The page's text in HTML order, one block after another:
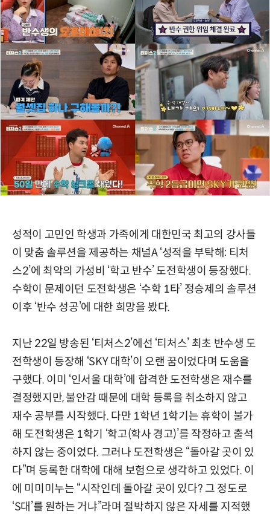
성적이 고민인 학생과 가족에게 대한민국 최고의 강사들
이 맞춤 솔루션을 제공하는 채널A ‘성적을 부탁해: 티처
스2’에 최악의 가성비 ‘학고 반수’ 도전학생이 등장했다.
수학이 문제이던 도전학생은 ‘수학 1타’ 정승제의 솔루션
이후 ‘반수 성공’에 대한 희망을 봤다.
지난 22일 방송된 ‘티처스2’에선 ‘티처스’ 최초 반수생 도
전학생이 등장해 ‘SKY 대학’이 오랜 꿈이었다며 도움을
구했다. 이미 ‘인서울 대학’에 합격한 도전학생은 재수를
결정했지만, 불안감 때문에 대학 등록을 취소하지 않고
재수 공부를 시작했다. 다만 1학년 1학기는 휴학이 불가
해 도전학생은 1학기 ‘학고(학사 경고)’를 작정하고 출석
하지 않는 중이었다. 그러나 도전학생은 “돌아갈 곳이 있
다”며 등록한 대학에 대해 보험으로 생각하고 있었다. 이
에 미미미누는 “시작인데 돌아갈 곳이 있다? 그 정도로
‘S대’를 원하는 거냐”라며 절박하지 않은 자세를 지적했